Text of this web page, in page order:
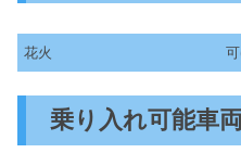
花火
乗り入れ可能車両